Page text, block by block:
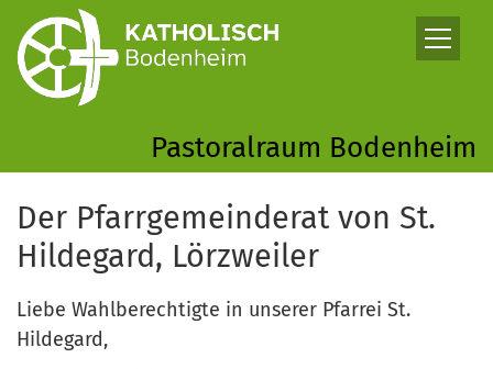
Zum Inhalt springen
Pastoralraum Bodenheim
Der Pfarrgemeinderat von St.
Hildegard, Lörzweiler
Liebe Wahlberechtigte in unserer Pfarrei St.
Hildegard,